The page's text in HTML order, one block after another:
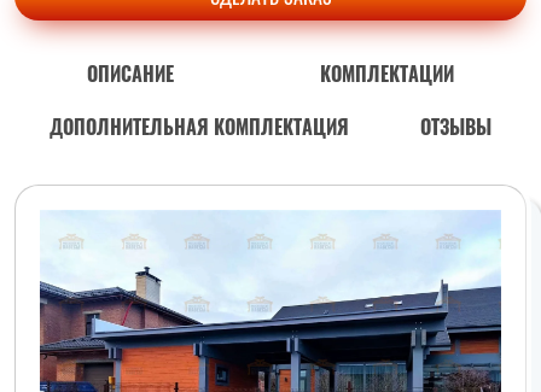
ОПИСАНИЕ
КОМПЛЕКТАЦИИ
ДОПОЛНИТЕЛЬНАЯ КОМПЛЕКТАЦИЯ
ОТЗЫВЫ